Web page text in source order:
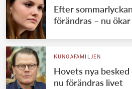
Efter
förändras – nu
KUNGAFAMILJEN
Hovets nya
nu förändras livet